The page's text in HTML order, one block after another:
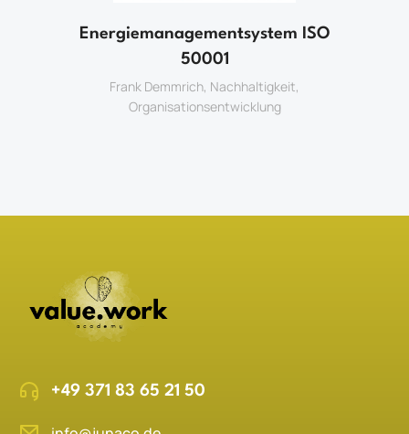
Energiemanagementsystem ISO
50001
Frank Demmrich, Nachhaltigkeit,
Organisationsentwicklung
+49 371 83 65 21 50